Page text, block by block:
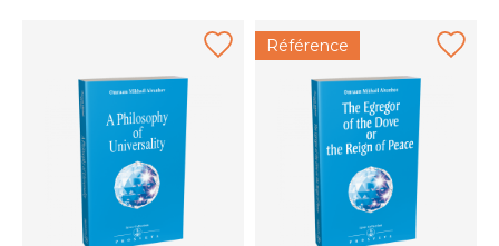
Référence